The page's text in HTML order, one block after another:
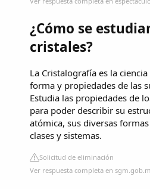
¿Cómo se
cristales?
La Cristalografía es la
forma y propiedades de las
Estudia las propiedades de
para poder describir su
atómica, sus diversas
clases y sistemas.
Solicitud de eliminación
Ver respuesta completa en